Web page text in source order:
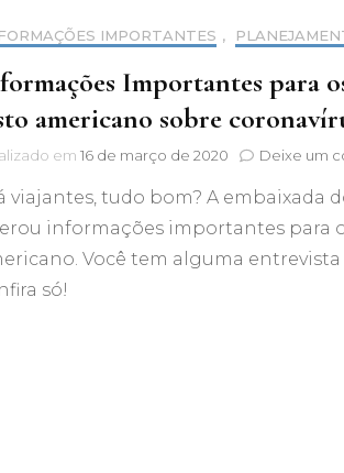
IMPORTANTES ,
Importantes para
americano sobre
em 16 de março de 2020 Deixe um
viajantes, tudo bom? A embaixada
informações importantes para
Você tem alguma
só!